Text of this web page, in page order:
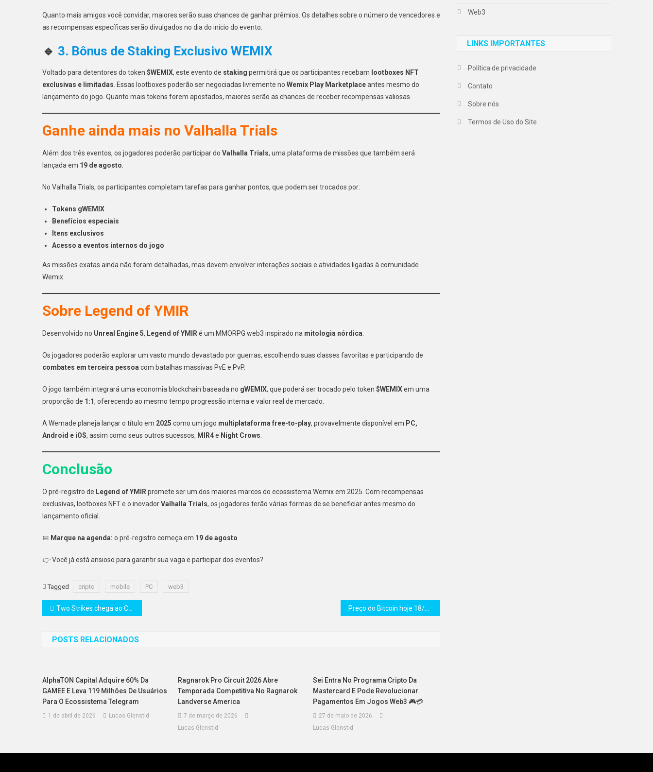
Quanto mais amigos você convidar, maiores serão suas chances de ganhar prêmios. Os detalhes sobre o número de vencedores e
as recompensas específicas serão divulgados no dia do início do evento.
🔹 3. Bônus de Staking Exclusivo WEMIX
Voltado para detentores do token $WEMIX, este evento de staking permitirá que os participantes recebam lootboxes NFT
exclusivas e limitadas . Essas lootboxes poderão ser negociadas livremente no Wemix Play Marketplaceantes mesmo do
lançamento do jogo. Quanto mais tokens forem apostados, maiores serão as chances de receber recompensas valiosas.
Ganhe ainda mais no Valhalla Trials
Além dos três eventos, os jogadores poderão participar do Valhalla Trials, uma plataforma de missões que também será
lançada em 19 de agosto
No Valhalla Trials, os participantes completam tarefas para ganhar pontos, que podem ser trocados por:
Tokens gWEMIX
Benefícios especiais
Itens exclusivos
Acesso a eventos internos do jogo
As missões exatas ainda não foram detalhadas, mas devem envolver interações sociais e atividades ligadas à comunidade
Wemix.
Sobre Legend of YMIR
Desenvolvido no Unreal Engine 5, Legend of YMIR é um MMORPG web3 inspirado na mitologia nórdica
Os jogadores poderão explorar um vasto mundo devastado por guerras, escolhendo suas classes favoritas e participando de
combates em terceira pessoa com batalhas massivas PvE e PvP.
O jogo também integrará uma economia blockchain baseada no gWEMIX, que poderá ser trocado pelo token $WEMIXem uma
proporção de 1:1, oferecendo ao mesmo tempo progressão interna e valor real de mercado.
A Wemade planeja lançar o título em 2025 como um jogo multiplataforma free-to-play, provavelmente disponível em PC,
Android e iOS, assim como seus outros sucessos, MIR4e Night Crows
Conclusão
O pré-registro de Legend of YMIR promete ser um dos maiores marcos do ecossistema Wemix em 2025. Com recompensas
exclusivas, lootboxes NFT e o inovadorValhalla Trials, os jogadores terão várias formas de se beneficiar antes mesmo do
lançamento oficial.
📅 Marque na agenda: o pré-registro começa em 19 de agosto
👉 Você já está ansioso para garantir sua vaga e participar dos eventos?
Tagged cripto mobile PC web3
Navegação
Post
Two Strikes chega ao Crunchyroll Game Vault com Baki Hanma como lutador convidado
POSTS RELACIONADOS
AlphaTON Capital Adquire 60% Da
GAMEE E Leva 119 Milhões De Usuários
Para O Ecossistema Telegram
1 de abril de 2026 Lucas Glenstid
Ragnarok Pro Circuit 2026 Abre
Temporada Competitiva No Ragnarok
Landverse America
7 de março de 2026
Lucas Glenstid
Sei Entra No Programa Cripto Da
Mastercard E Pode Revolucionar
Pagamentos Em Jogos Web3 🎮💳
27 de maio de 2026
Lucas Glenstid
Web3
LINKS IMPORTANTES
Política de privacidade
Contato
Sobre nós
Termos de Uso do Site